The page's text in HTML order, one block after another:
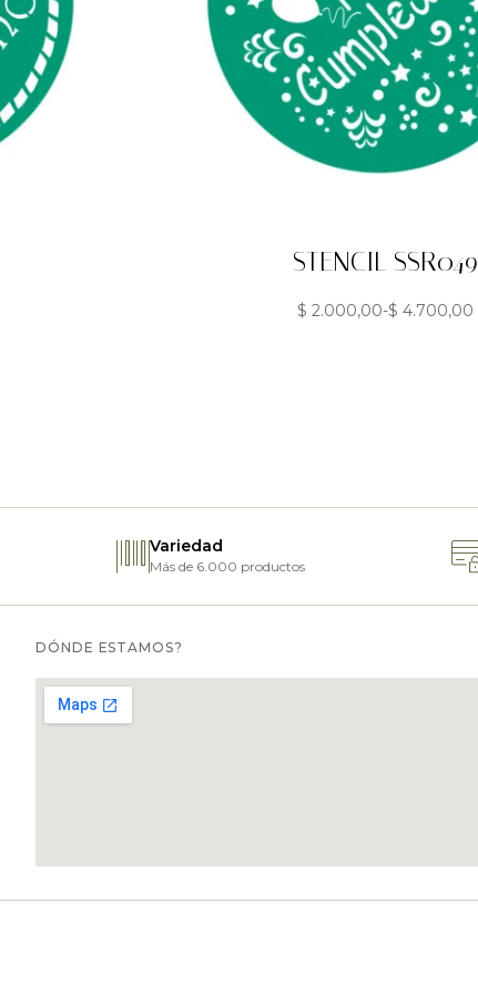
STENCIL SSR049
$ 2.000,00-$ 4.700,00
Variedad
Más de 6.000 productos
DÓNDE ESTAMOS?